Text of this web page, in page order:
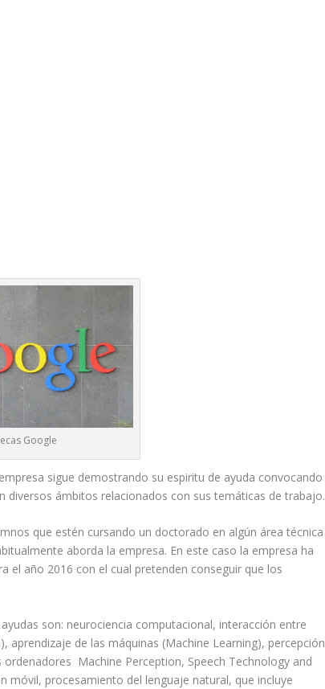
Google
sigue demostrando su espiritu de ayuda convocando
diversos ámbitos relacionados con sus temáticas de trabajo.
que estén cursando un doctorado en algún área técnica
aborda la empresa. En este caso la empresa ha
el año 2016 con el cual pretenden conseguir que los
son: neurociencia computacional, interacción entre
de las máquinas (Machine Learning), percepción
Machine Perception, Speech Technology and
procesamiento del lenguaje natural, que incluye